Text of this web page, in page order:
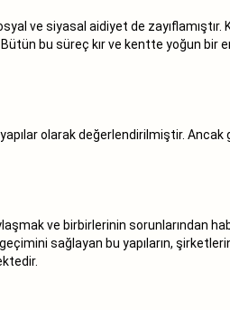
ve siyasal aidiyet de zayıflamıştır.
bu süreç kır ve kentte yoğun bir
olarak değerlendirilmiştir.
ve birbirlerinin sorunlarından
sağlayan bu yapıların,